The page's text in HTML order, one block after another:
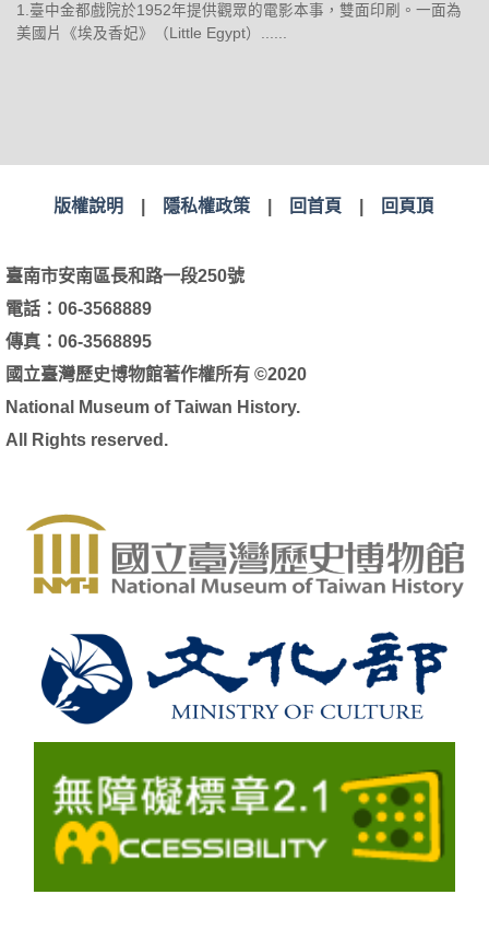
1.臺中金都戲院於1952年提供觀眾的電影本事，雙面印刷。一面為
美國片《埃及香妃》（Little Egypt）......
版權說明 隱私權政策| 回首頁 回頁頂
臺南市安南區長和路一段250號
電話：06-3568889
傳真：06-3568895
國立臺灣歷史博物館著作權所有 ©2020
National Museum of Taiwan History.
All Rights reserved.